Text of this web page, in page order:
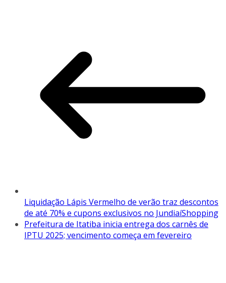
Liquidação Lápis Vermelho de verão traz descontos
de até 70% e cupons exclusivos no JundiaíShopping
Prefeitura de Itatiba inicia entrega dos carnês de
IPTU 2025; vencimento começa em fevereiro